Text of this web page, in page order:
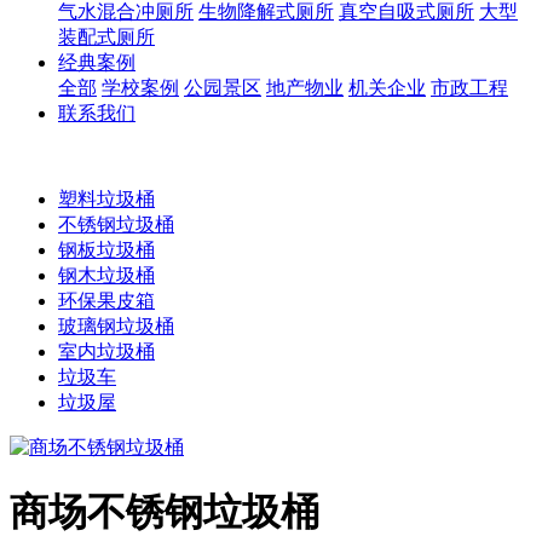
气水混合冲厕所 生物降解式厕所 真空自吸式厕所 大型
装配式厕所
经典案例
全部 学校案例 公园景区 地产物业 机关企业 市政工程
联系我们
塑料垃圾桶
不锈钢垃圾桶
钢板垃圾桶
钢木垃圾桶
环保果皮箱
玻璃钢垃圾桶
室内垃圾桶
垃圾车
垃圾屋
商场不锈钢垃圾桶